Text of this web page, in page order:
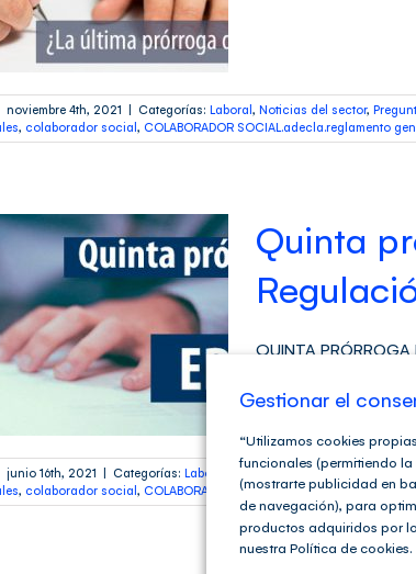
noviembre 4th, 2021 | Categorías: Laboral, Noticias del sector,
, colaborador social, COLABORADOR SOCIAL.adecla.reglamento
Quinta
QUINTA PRÓRROGA
11/2021, de 27 de
protección de
de actividad del
junio 16th, 2021 | Categorías: Laboral Noticias del sector,Preguntas
, colaborador social, COLABORADOR SOCIAL.adecla.reglamento
Gestionar el
“Utilizamos cookies
funcionales (permitiendo
(mostrarte publicidad en
de navegación), para
productos adquiridos por
nuestra Política de cookies.